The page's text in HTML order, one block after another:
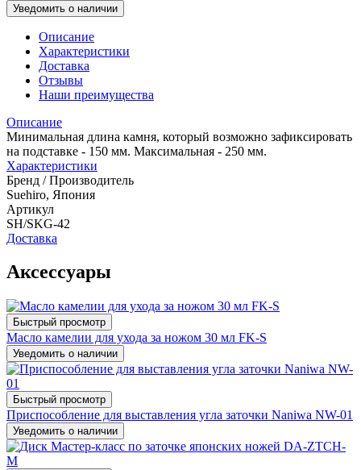
Уведомить о наличии
Описание
Характеристики
Доставка
Отзывы
Наши преимущества
Описание
Минимальная длина камня, который возможно зафиксировать
на подставке - 150 мм. Максимальная - 250 мм.
Характеристики
Бренд / Производитель
Suehiro, Япония
Артикул
SH/SKG-42
Доставка
Аксессуары
Быстрый просмотр
Масло камелии для ухода за ножом 30 мл FK-S
Уведомить о наличии
Быстрый просмотр
Приспособление для выставления угла заточки Naniwa NW-01
Уведомить о наличии